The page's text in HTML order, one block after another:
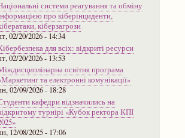
системи реагування та обміну
про кіберінциденти,
кіберзагрози
02/20/2026 - 14:34
для всіх: відкриті ресурси
02/20/2026 - 13:53
освітня програма
та електронні комунікації»
02/09/2026 - 18:28
кафедри відзначились на
турнірі «Кубок ректора КПІ
12/08/2025 - 17:06